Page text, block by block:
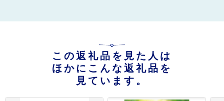
この返礼品を見た人は
ほかにこんな返礼品を
見ています。